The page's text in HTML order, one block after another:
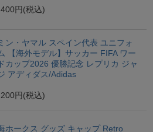
円 (税込)
ン・ヤマル スペイン代表 ユニフォ
【海外モデル】サッカー FIFA ワー
カップ2026 優勝記念 レプリカ ジャ
アディダス/Adidas
円 (税込)
ホークス グッズ キャップ Retro